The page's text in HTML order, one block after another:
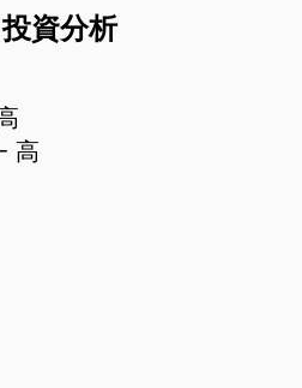
資分析
- 高